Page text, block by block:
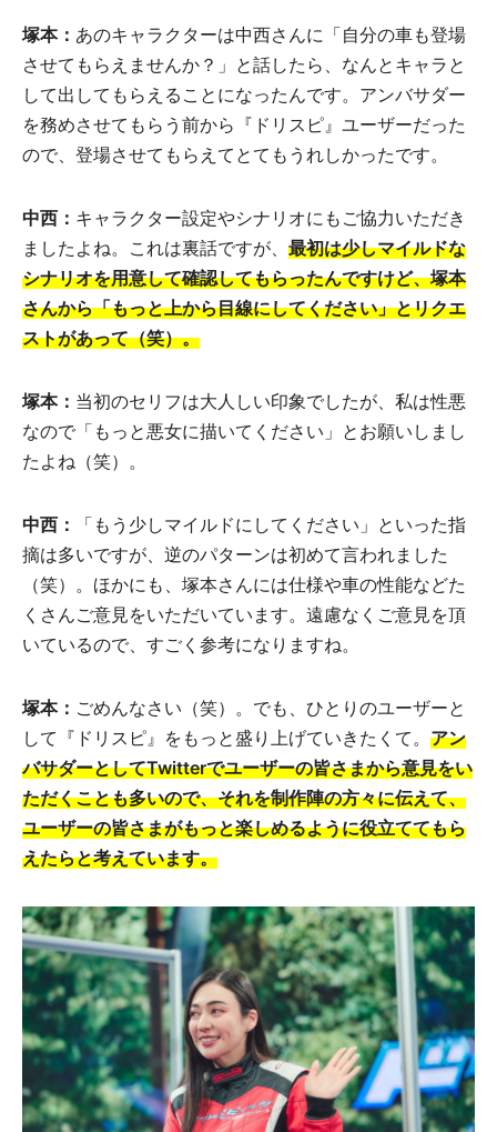
塚本： あのキャラクターは中西さんに「自分の車も登場
させてもらえませんか？」と話したら、なんとキャラと
して出してもらえることになったんです。アンバサダー
を務めさせてもらう前から『ドリスピ』ユーザーだった
ので、登場させてもらえてとてもうれしかったです。
中西： キャラクター設定やシナリオにもご協力いただき
ましたよね。これは裏話ですが、 最初は少しマイルドな
シナリオを用意して確認してもらったんですけど、塚本
さんから「もっと上から目線にしてください」とリクエ
ストがあって（笑）。
塚本： 当初のセリフは大人しい印象でしたが、私は性悪
なので「もっと悪女に描いてください」とお願いしまし
たよね（笑）。
中西：
「もう少しマイルドにしてください」といった指
摘は多いですが、逆のパターンは初めて言われました
（笑）。ほかにも、塚本さんには仕様や車の性能などた
くさんご意見をいただいています。遠慮なくご意見を頂
いているので、すごく参考になりますね。
塚本： ごめんなさい（笑）。でも、ひとりのユーザーと
して『ドリスピ』をもっと盛り上げていきたくて。 アン
バサダーとしてTwitterでユーザーの皆さまから意見をい
ただくことも多いので、それを制作陣の方々に伝えて、
ユーザーの皆さまがもっと楽しめるように役立ててもら
えたらと考えています。